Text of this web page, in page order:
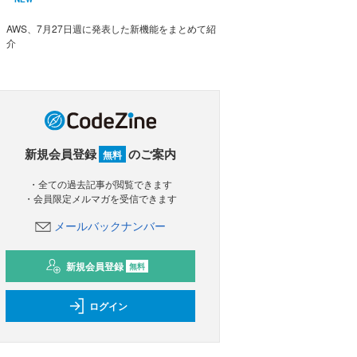
AWS、7月27日週に発表した新機能をまとめて紹
介
新規会員登録 無料 のご案内
・全ての過去記事が閲覧できます
・会員限定メルマガを受信できます
メールバックナンバー
新規会員登録 無料
ログイン